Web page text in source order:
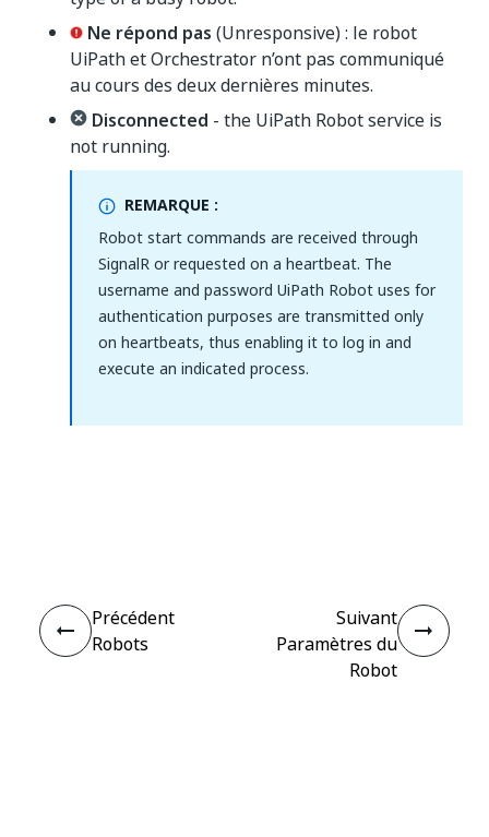
Ne répond pas (Unresponsive) : le robot
UiPath et Orchestrator n’ont pas communiqué
au cours des deux dernières minutes.
Disconnected - the UiPath Robot service is
not running.
REMARQUE :
Robot start commands are received through
SignalR or requested on a heartbeat. The
username and password UiPath Robot uses for
authentication purposes are transmitted only
on heartbeats, thus enabling it to log in and
execute an indicated process.
Précédent
Robots
Suivant
Paramètres du
Robot